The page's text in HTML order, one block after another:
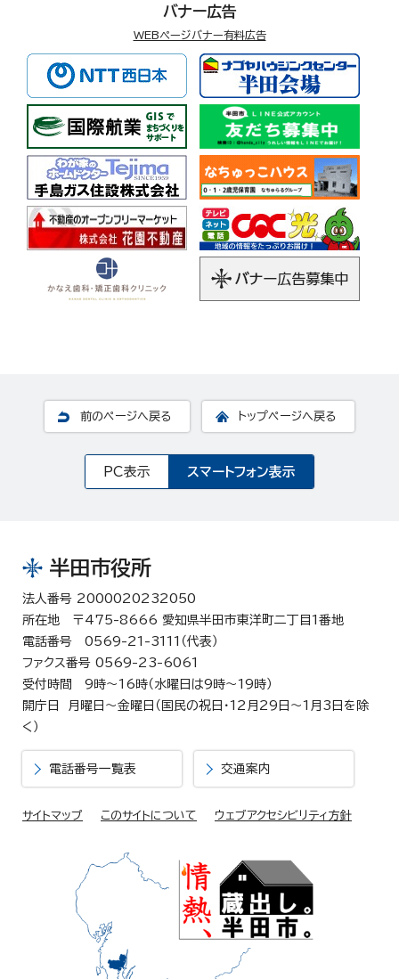
バナー広告
WEBページバナー有料広告
前のページへ戻る トップページへ戻る
PC表示 スマートフォン表示
半田市役所
法人番号 2000020232050
所在地 〒475-8666 愛知県半田市東洋町二丁目1番地
電話番号 0569-21-3111（代表）
ファクス番号 0569-23-6061
受付時間 9時～16時（水曜日は9時～19時）
開庁日 月曜日～金曜日（国民の祝日・12月29日～1月3日を除
く）
電話番号一覧表 交通案内
サイトマップ このサイトについて ウェブアクセシビリティ方針